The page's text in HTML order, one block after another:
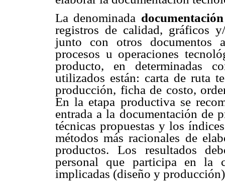
La denominada 
registros de calidad, gráficos
junto con otros documentos
procesos u operaciones
producto, en determinadas
utilizados están: carta de ruta
producción, ficha de costo,
En la etapa productiva se
entrada a la documentación de
técnicas propuestas y los
métodos más racionales de
productos. Los resultados
personal que participa en la
implicadas (diseño y